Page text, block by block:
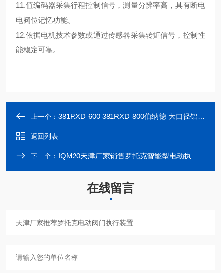
11.值编码器采集行程控制信号，测量分辨率高，具有断电
电阀位记忆功能。
12.依据电机技术参数或通过传感器采集转矩信号，控制性
能稳定可靠。
上一个： 381RXD-600 381RXD-800伯纳德 大口径铝合金电动执行机构
返回列表
下一个： IQM20天津厂家销售罗托克智能型电动执行装置
在线留言